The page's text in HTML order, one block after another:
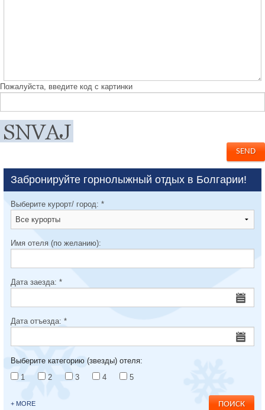
Пожалуйста, введите код с картинки
Забронируйте горнолыжный отдых в Болгарии!
Выберите курорт/ город: *
Имя отеля (по желанию):
Дата заезда: *
Дата отъезда: *
Выберите категорию (звезды) отеля:
1
2 3 4 5
+ MORE